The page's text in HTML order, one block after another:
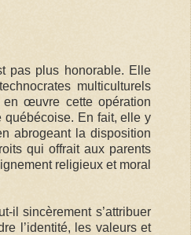
pas plus honorable. Elle
multiculturels
en œuvre cette opération
québécoise. En fait, elle y
abrogeant la disposition
qui offrait aux parents
religieux et moral
il sincèrement s’attribuer
l’identité, les valeurs et